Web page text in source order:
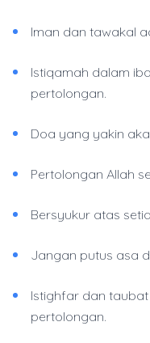
Iman dan tawakal
Istiqamah dalam
pertolongan.
Doa yang yakin
Pertolongan Allah
Bersyukur atas
Jangan putus asa
Istighfar dan
pertolongan.